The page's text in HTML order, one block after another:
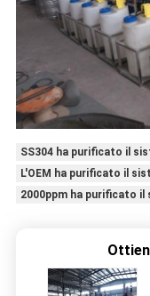
SS304 ha purificato il
L'OEM ha purificato il
2000ppm ha purificato il